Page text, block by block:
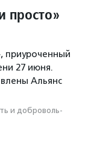
просто»
приуроченный
27 июня.
Альянс
и доброволь­